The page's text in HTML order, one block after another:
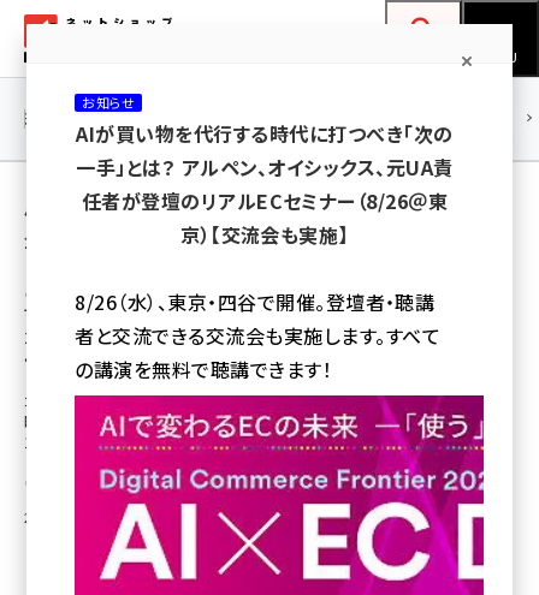
ン
ネットショップ担当者フォーラム
MENU
yahoo (1906)
楽天 (1874)
アスクル (1122)
base (1081)
ビィ・フォアード (776)
revico (744)
連載・特集 |
用語「TSI」 が使われている記事の一覧
全 15 記事中 1 ～ 15 を表示中
この先の小売・ECに求められるユニファイドコ
マース戦略とは？ 2020年の振り返りから
2021年以降のEC業界をecbeing林社長に聞
く
コロナ禍の2020年、EC業界における変化を振り返りつつ、2021年注目の戦
略「ユニファイドコマース」や「ecbeing」の注力施策について、EC構築実績
1300サイトを超える「ecbeing」の代表取締役の林雅也氏が語る
キヨハラサトル
2021年3月31日 9:00
お知らせ
AIが買い物を代行する時代に打つべき「次の
一手」とは？ アルペン、オイシックス、元UA責
任者が登壇のリアルECセミナー（8/26＠東
京）【交流会も実施】
8/26（水）、東京・四谷で開催。登壇者・聴講
者と交流できる交流会も実施します。すべて
の講演を無料で聴講できます！